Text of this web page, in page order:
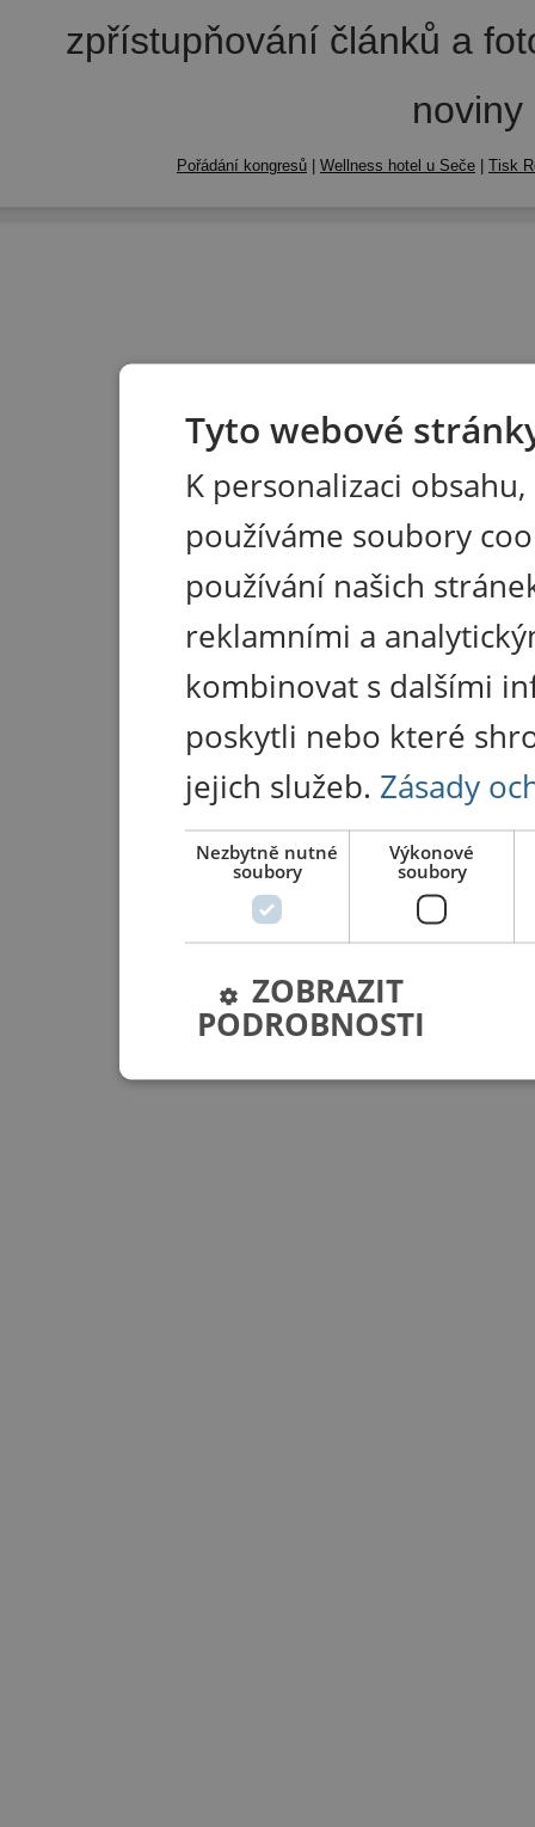
zpřístupňování článků a
Pořádání kongresů | Wellness hotel u Seče | Tisk
Tyto webové
K personalizaci
používáme soubory
používání našich
reklamními a
kombinovat s dalšími
poskytli nebo které
jejich služeb. Zásady
Nezbytně nutné
soubory
Výkonové
soubory
ZOBRAZIT
PODROBNOSTI